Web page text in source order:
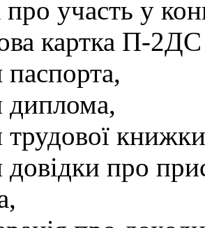
про участь у
картка П-
паспорта,
диплома,
трудової
довідки про